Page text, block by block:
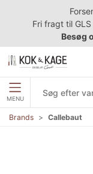
Fri fragt til
Besøg
MENU
Brands Callebaut